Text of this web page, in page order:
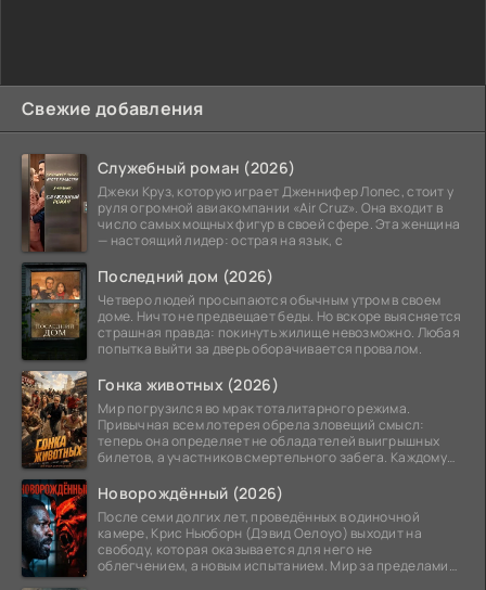
Свежие добавления
Служебный роман (2026)
Джеки Круз, которую играет Дженнифер Лопес, стоит у
руля огромной авиакомпании «Air Cruz». Она входит в
число самых мощных фигур в своей сфере. Эта женщина
— настоящий лидер: острая на язык, с
Последний дом (2026)
Четверо людей просыпаются обычным утром в своем
доме. Ничто не предвещает беды. Но вскоре выясняется
страшная правда: покинуть жилище невозможно. Любая
попытка выйти за дверь оборачивается провалом.
Гонка животных (2026)
Мир погрузился во мрак тоталитарного режима.
Привычная всем лотерея обрела зловещий смысл:
теперь она определяет не обладателей выигрышных
билетов, а участников смертельного забега. Каждому
Новорождённый (2026)
После семи долгих лет, проведённых в одиночной
камере, Крис Ньюборн (Дэвид Оелоуо) выходит на
свободу, которая оказывается для него не
облегчением, а новым испытанием. Мир за пределами